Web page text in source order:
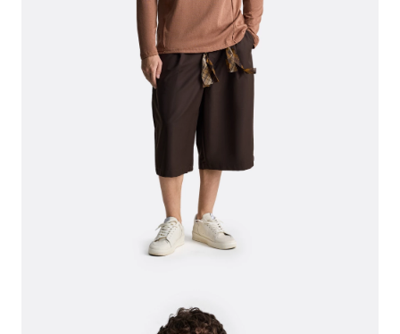
СВИТЕРА И КАРДИГАНЫ
СМОТРЕТЬ ВСЕ